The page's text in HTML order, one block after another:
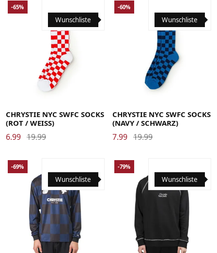
Wunschliste
-65%
CHRYSTIE NYC SWFC SOCKS
(ROT / WEISS)
6.99 19.99
Wunschliste
-60%
CHRYSTIE NYC SWFC SOCKS
(NAVY / SCHWARZ)
7.99 19.99
Wunschliste
-69%
Wunschliste
-79%